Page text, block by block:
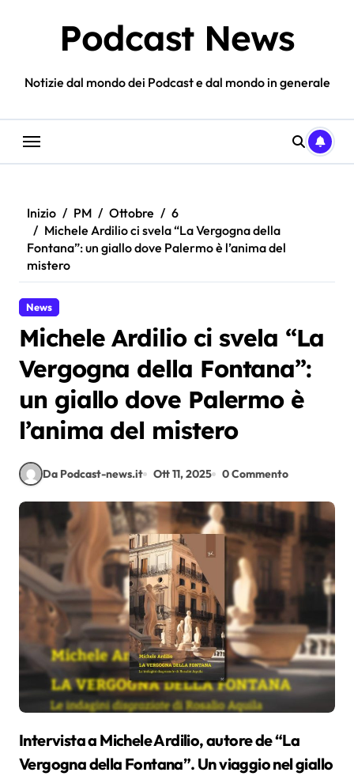
Podcast News
Notizie dal mondo dei Podcast e dal mondo in generale
Inizio PM Ottobre
6
Michele Ardilio ci svela “La Vergogna della
Fontana”: un giallo dove Palermo è l’anima del
mistero
News
Michele Ardilio ci svela “La
Vergogna della Fontana”:
un giallo dove Palermo è
l’anima del mistero
Da Podcast-news.it Ott 11, 2025 0 Commento
Intervista a Michele Ardilio, autore de “La
Vergogna della Fontana”. Un viaggio nel giallo